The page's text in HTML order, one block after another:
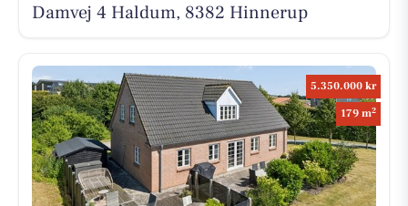
Damvej 4 Haldum, 8382 Hinnerup
5.350.000 kr
179 m2